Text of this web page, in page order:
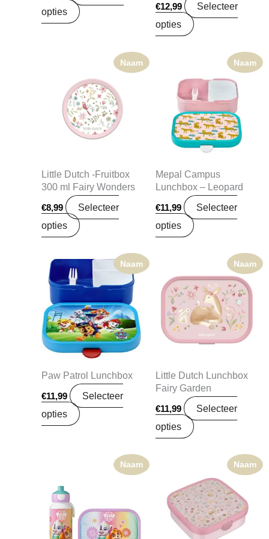
opties
€12,99
Selecteer
opties
Naam
Little Dutch -Fruitbox
300 ml Fairy Wonders
€8,99
Selecteer
opties
Naam
Mepal Campus
Lunchbox – Leopard
€11,99
Selecteer
opties
Naam
Paw Patrol Lunchbox
€11,99
Selecteer
opties
Naam
Little Dutch Lunchbox
Fairy Garden
€11,99
Selecteer
opties
Naam Naam